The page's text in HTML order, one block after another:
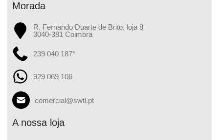
Morada
R. Fernando Duarte de Brito, loja 8
3040-381 Coimbra
239 040 187*
929 069 106
comercial@swtl.pt
A nossa loja